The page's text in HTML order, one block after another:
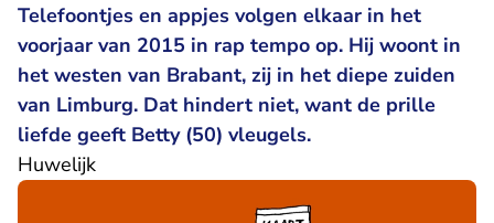
Telefoontjes en appjes volgen elkaar in het
voorjaar van 2015 in rap tempo op. Hij woont in
het westen van Brabant, zij in het diepe zuiden
van Limburg. Dat hindert niet, want de prille
liefde geeft Betty (50) vleugels.
Huwelijk